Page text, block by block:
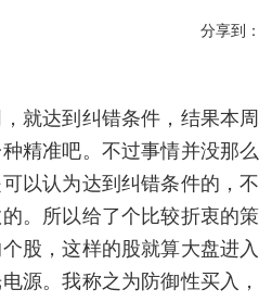
分享到：
达到纠错条件，结果本周
精准吧。不过事情并没那
以认为达到纠错条件的，
。所以给了个比较折衷的
股，这样的股就算大盘进
源。我称之为防御性买入